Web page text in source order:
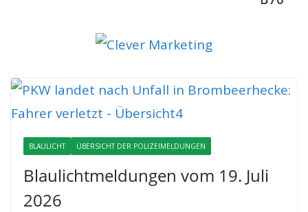
BLAULICHT ÜBERSICHT DER POLIZEIMELDUNGEN
Blaulichtmeldungen vom 19. Juli
2026